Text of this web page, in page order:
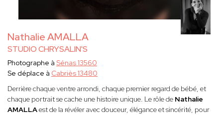
Nathalie AMALLA
STUDIO CHRYSALIN'S
Photographe à Sénas 13560
Se déplace à Cabriès 13480
Derrière chaque ventre arrondi, chaque premier regard de bébé, et
chaque portrait se cache une histoire unique. Le rôle de Nathalie
AMALLAest de la révéler avec douceur, élégance et sincérité, pour